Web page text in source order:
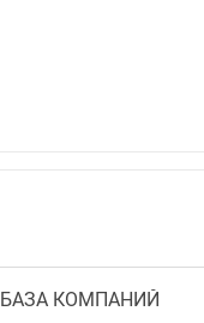
БАЗА КОМПАНИЙ